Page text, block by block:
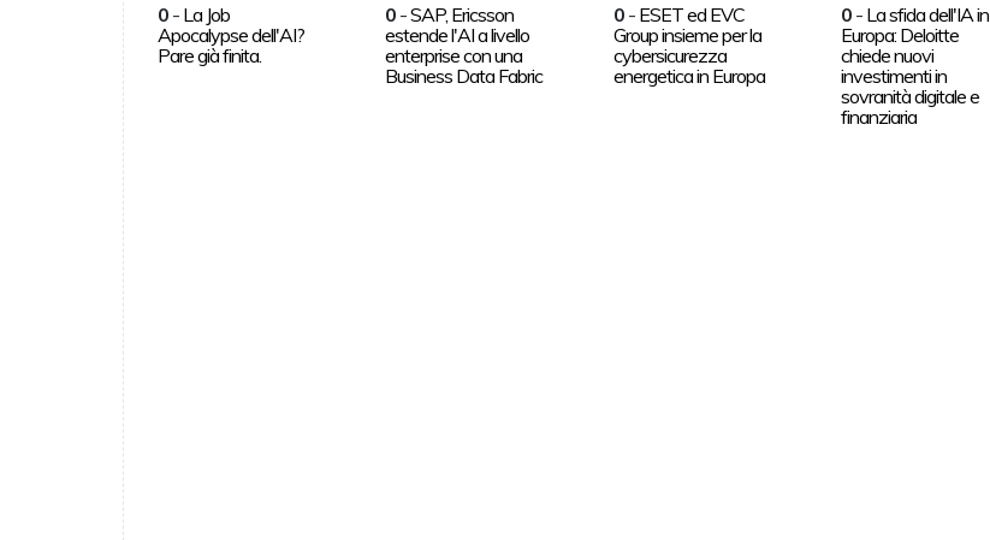
0- La Job
Apocalypse dell'AI?
Pare già finita.
0 -SAP, Ericsson
estende l'AI a livello
enterprise con una
Business Data Fabric
0- ESET ed EVC
Group insieme per la
cybersicurezza
energetica in Europa
0 - La sfida dell'IA in
Europa: Deloitte
chiede nuovi
investimenti in
sovranità digitale e
finanziaria